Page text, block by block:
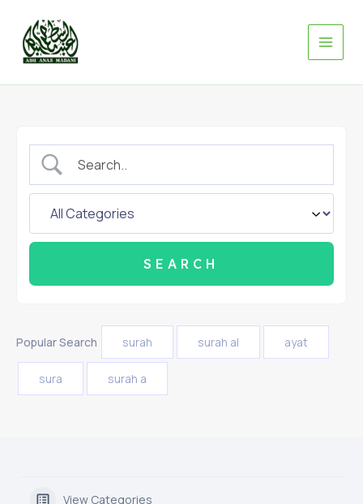
content
Popular Search surah surah al ayat
sura surah a
View Categories